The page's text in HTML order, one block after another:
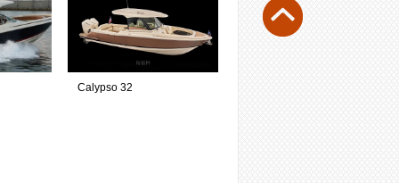
Calypso 32